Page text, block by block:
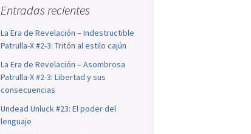
Entradas recientes
La Era de Revelación – Indestructible
Patrulla-X #2-3: Tritón al estilo cajún
La Era de Revelación – Asombrosa
Patrulla-X #2-3: Libertad y sus
consecuencias
Undead Unluck #23: El poder del
lenguaje